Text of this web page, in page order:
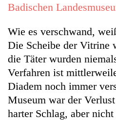
Badischen
Wie es verschwand,
Die Scheibe der Vitrine
die Täter wurden
Verfahren ist
Diadem noch immer
Museum war der
harter Schlag, aber